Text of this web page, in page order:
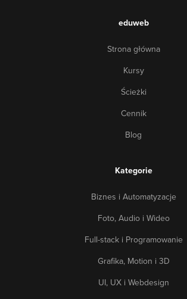
eduweb
Strona główna
Kursy
Ścieżki
Cennik
Blog
Kategorie
Biznes i Automatyzacje
Foto, Audio i Wideo
Full-stack i Programowanie
Grafika, Motion i 3D
UI, UX i Webdesign